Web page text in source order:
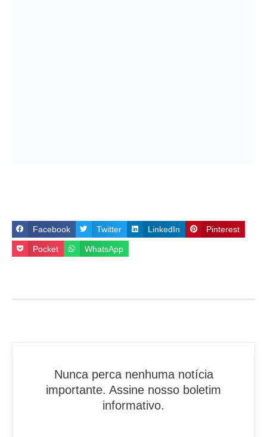
Facebook Twitter LinkedIn Pinterest
Pocket WhatsApp
Nunca perca nenhuma notícia
importante. Assine nosso boletim
informativo.